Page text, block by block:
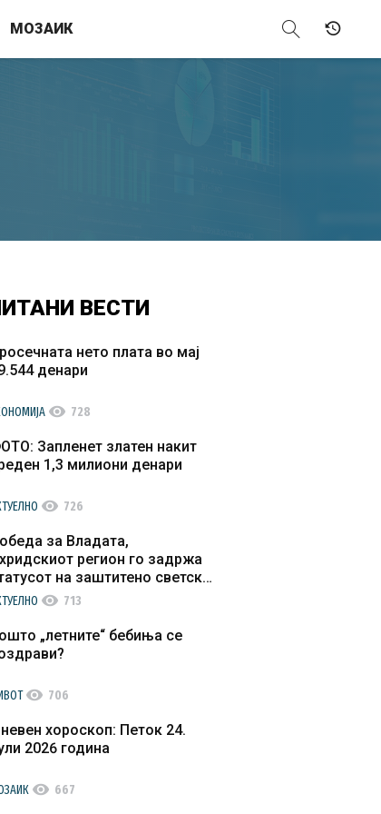
МОЗАИК
ВЕСТИ
нето плата во мај
денари
visibility 728
Запленет златен накит
1,3 милиони денари
visibility 726
за Владата,
регион го задржа
на заштитено светско
наследство
visibility 713
„летните“ бебиња се
visibility 706
хороскоп: Петок 24.
2026 година
visibility 667